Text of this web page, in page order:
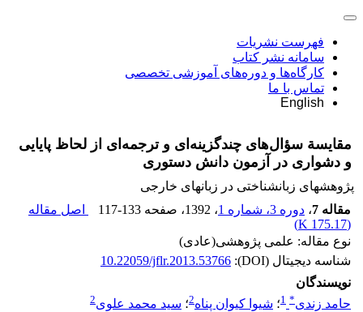
فهرست نشریات
سامانه نشر کتاب
کارگاه‌ها و دوره‌های آموزشی تخصصی
تماس با ما
English
مقایسة سؤال‌های چندگزینه‌ای و ترجمه‌ای از لحاظ پایایی
و دشواری در آزمون دانش دستوری
پژوهشهای زبانشناختی در زبانهای خارجی
مقاله 7
، دوره 3، شماره 1 ، 1392 ، صفحه 117-133
اصل مقاله
(
175.17 K
)
نوع مقاله: علمی پژوهشی(عادی)
شناسه دیجیتال (DOI):
10.22059/jflr.2013.53766
نویسندگان
حامد زندی*
1؛ شیوا کیوان پناه2؛ سید محمد علوی2